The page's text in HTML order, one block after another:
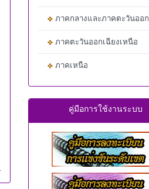
ภาคกลางและภาคตะวันออก
ภาคตะวันออกเฉียงเหนือ
ภาคเหนือ
คู่มือการใช้งานระบบ